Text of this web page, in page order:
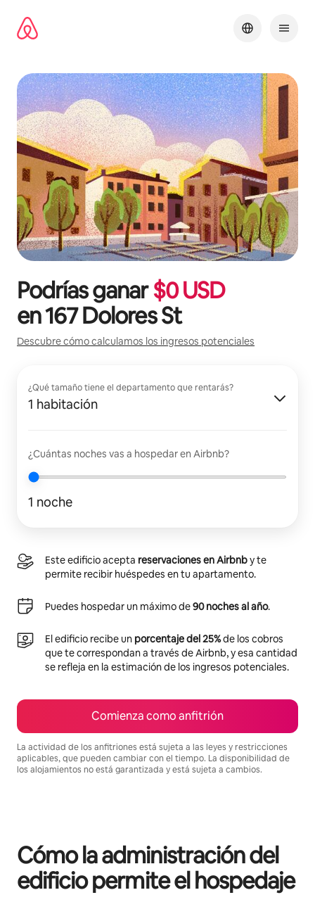
contenido
Podrías ganar$0USD
en167 Dolores St
Descubre cómo calculamos los ingresos potenciales
¿Qué tamaño tiene el departamento que rentarás?
1 habitación
¿Cuántas noches vas a hospedar en Airbnb?
1 noche
Este edificio acepta reservaciones en Airbnby te
permite recibir huéspedes en tu apartamento.
Puedes hospedar un máximo de90 noches al año.
El edificio recibe un porcentaje del 25%de los cobros
que te correspondan a través de Airbnb, y esa cantidad
se refleja en la estimación de los ingresos potenciales.
Comienza como anfitrión
La actividad de los anfitriones está sujeta a las leyes y restricciones
aplicables, que pueden cambiar con el tiempo. La disponibilidad de
los alojamientos no está garantizada y está sujeta a cambios.
Cómo la administración del
edificio permite el hospedaje